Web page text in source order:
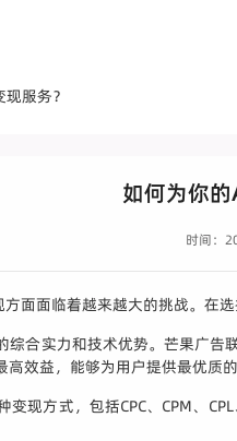
服务？
如何为你的
时间：
面面临着越来越大的挑战。
合实力和技术优势。芒果广
效益，能够为用户提供最优质的
现方式，包括CPC、CPM、